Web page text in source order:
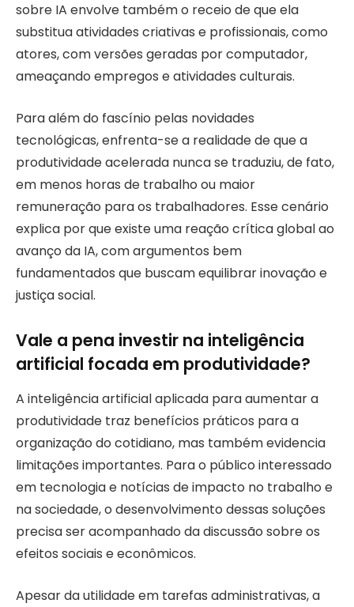
sobre IA envolve também o receio de que ela
substitua atividades criativas e profissionais, como
atores, com versões geradas por computador,
ameaçando empregos e atividades culturais.
Para além do fascínio pelas novidades
tecnológicas, enfrenta-se a realidade de que a
produtividade acelerada nunca se traduziu, de fato,
em menos horas de trabalho ou maior
remuneração para os trabalhadores. Esse cenário
explica por que existe uma reação crítica global ao
avanço da IA, com argumentos bem
fundamentados que buscam equilibrar inovação e
justiça social.
Vale a pena investir na inteligência
artificial focada em produtividade?
A inteligência artificial aplicada para aumentar a
produtividade traz benefícios práticos para a
organização do cotidiano, mas também evidencia
limitações importantes. Para o público interessado
em tecnologia e notícias de impacto no trabalho e
na sociedade, o desenvolvimento dessas soluções
precisa ser acompanhado da discussão sobre os
efeitos sociais e econômicos.
Apesar da utilidade em tarefas administrativas, a